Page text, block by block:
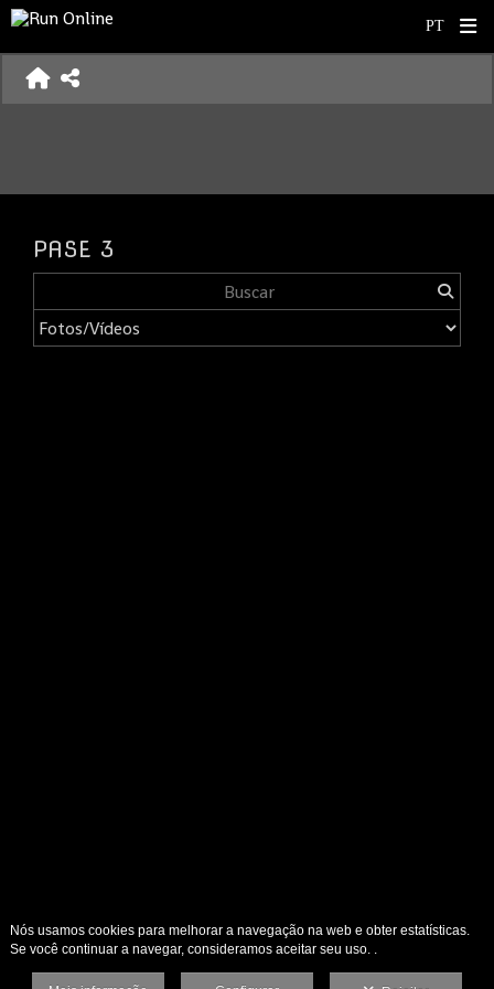
PASE 3
Nós usamos cookies para melhorar a navegação na web e obter estatísticas.
Se você continuar a navegar, consideramos aceitar seu uso. .